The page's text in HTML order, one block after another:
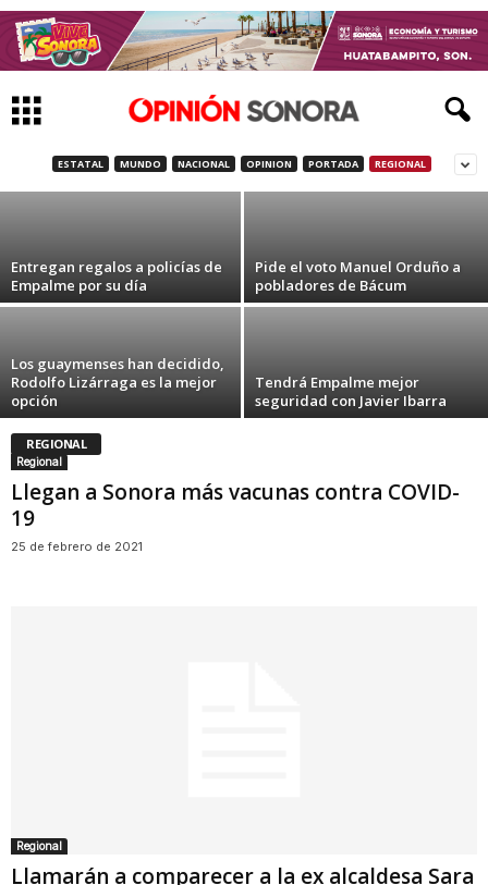
ESTATAL MUNDO NACIONAL OPINION PORTADA REGIONAL
Venden en Sonora la gasolina mas cara y
2 de agosto de 2021
Entregan regalos a policías de
Empalme por su día
Pide el voto Manuel Orduño a
pobladores de Bácum
Los guaymenses han decidido,
Rodolfo Lizárraga es la mejor
opción
Tendrá Empalme mejor
seguridad con Javier Ibarra
REGIONAL
Regional
Llegan a Sonora más vacunas contra COVID-
19
25 de febrero de 2021
Regional
Llamarán a comparecer a la ex alcaldesa Sara